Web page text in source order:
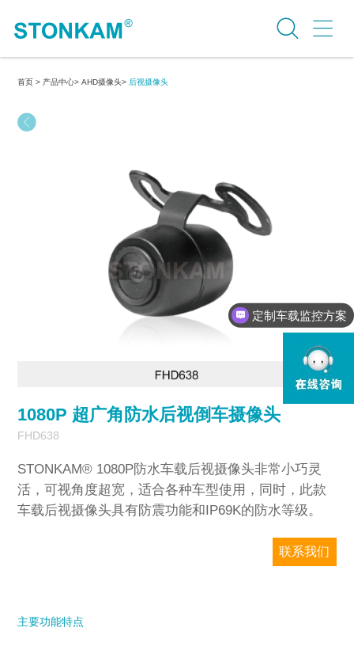
首页 > 产品中心> AHD摄像头> 后视摄像头
1/1
1080P 超广角防水后视倒车摄像头
FHD638
STONKAM® 1080P防水车载后视摄像头非常小巧灵
活，可视角度超宽，适合各种车型使用，同时，此款
车载后视摄像头具有防震功能和IP69K的防水等级。
联系我们
主要功能特点
定制车载监控方案
行业案例介绍